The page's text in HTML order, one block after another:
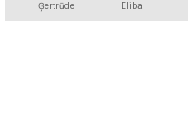
Ģertrūde Eliba